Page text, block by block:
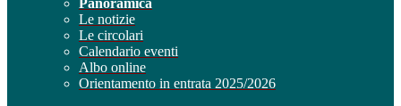
Panoramica
Le notizie
Le circolari
Calendario eventi
Albo online
Orientamento in entrata 2025/2026